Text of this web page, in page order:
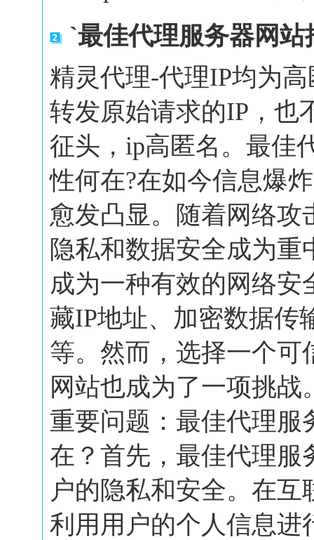
`最佳代理服务器网
精灵代理-代理IP均为
转发原始请求的IP，也
征头，ip高匿名。最佳
性何在?在如今信息爆
愈发凸显。随着网络攻
隐私和数据安全成为
成为一种有效的网络
藏IP地址、加密数据传
等。然而，选择一个可
网站也成为了一项挑
重要问题：最佳代理服
在？首先，最佳代理服
户的隐私和安全。在
利用用户的个人信息进